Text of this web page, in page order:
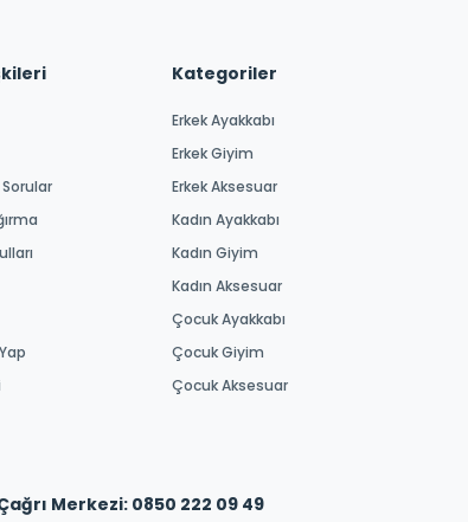
Sorular
Kategoriler
Erkek Ayakkabı
Erkek Giyim
Erkek Aksesuar
Kadın Ayakkabı
Kadın Giyim
Kadın Aksesuar
Çocuk Ayakkabı
Çocuk Giyim
Çocuk Aksesuar
Merkezi: 0850 222 09 49